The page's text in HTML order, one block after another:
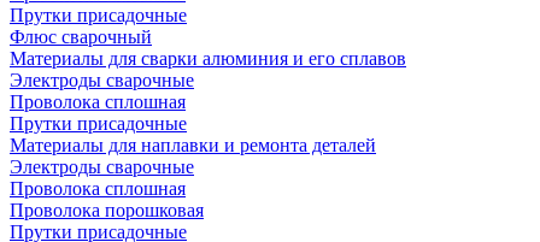
Прутки присадочные
Флюс сварочный
Материалы для сварки алюминия и его сплавов
Электроды сварочные
Проволока сплошная
Прутки присадочные
Материалы для наплавки и ремонта деталей
Электроды сварочные
Проволока сплошная
Проволока порошковая
Прутки присадочные